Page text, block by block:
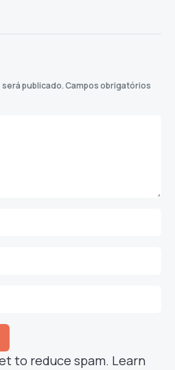
publicado.Campos obrigatórios
to reduce spam. Learn